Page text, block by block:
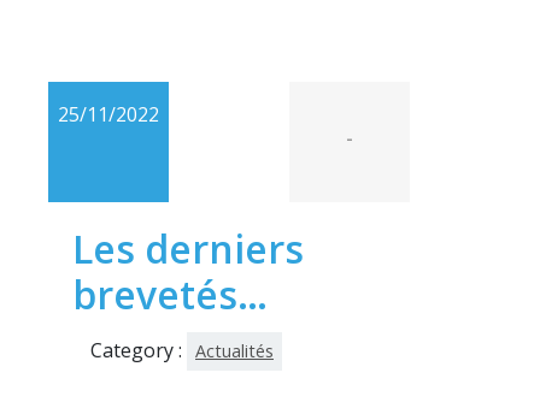
25/11/2022
-
Les derniers
brevetés…
Category : Actualités